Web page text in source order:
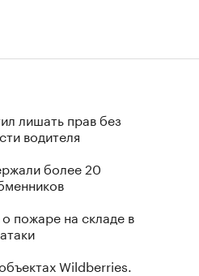
лишать прав без
водителя
более 20
пожаре на складе в
Wildberries.